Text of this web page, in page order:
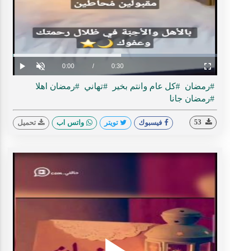
Play Unmute Current
Time
0:00 / Duration
0:30
Loaded:
0%
Progress:
0%
Fullscreen
#رمضان #كل عام وانتم بخير #تهاني #رمضان اهلا
#رمضان جانا
فيسبوك تويتر واتس اب تحميل